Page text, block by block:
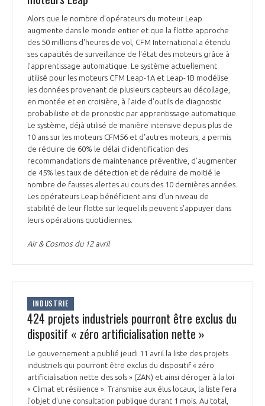
Alors que le nombre d'opérateurs du moteur Leap
augmente dans le monde entier et que la flotte approche
des 50 millions d'heures de vol, CFM International a étendu
ses capacités de surveillance de l'état des moteurs grâce à
l'apprentissage automatique. Le système actuellement
utilisé pour les moteurs CFM Leap-1A et Leap-1B modélise
les données provenant de plusieurs capteurs au décollage,
en montée et en croisière, à l'aide d'outils de diagnostic
probabiliste et de pronostic par apprentissage automatique.
Le système, déjà utilisé de manière intensive depuis plus de
10 ans sur les moteurs CFM56 et d'autres moteurs, a permis
de réduire de 60% le délai d'identification des
recommandations de maintenance préventive, d’augmenter
de 45% les taux de détection et de réduire de moitié le
nombre de fausses alertes au cours des 10 dernières années.
Les opérateurs Leap bénéficient ainsi d'un niveau de
stabilité de leur flotte sur lequel ils peuvent s'appuyer dans
leurs opérations quotidiennes.
Air & Cosmos du 12 avril
INDUSTRIE
424 projets industriels pourront être exclus du
dispositif « zéro artificialisation nette »
Le gouvernement a publié jeudi 11 avril la liste des projets
industriels qui pourront être exclus du dispositif « zéro
artificialisation nette des sols » (ZAN) et ainsi déroger à la loi
« Climat et résilience ». Transmise aux élus locaux, la liste fera
l'objet d'une consultation publique durant 1 mois. Au total,